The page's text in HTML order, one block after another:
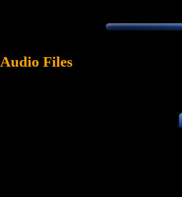
Audio Files